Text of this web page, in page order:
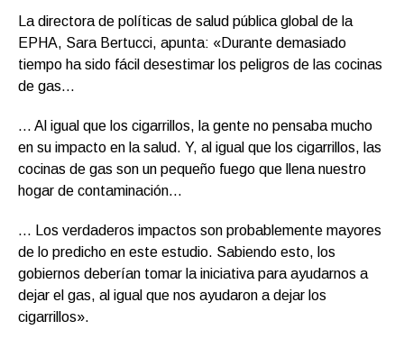
La directora de políticas de salud pública global de la
EPHA, Sara Bertucci, apunta: «Durante demasiado
tiempo ha sido fácil desestimar los peligros de las cocinas
de gas…
… Al igual que los cigarrillos, la gente no pensaba mucho
en su impacto en la salud. Y, al igual que los cigarrillos, las
cocinas de gas son un pequeño fuego que llena nuestro
hogar de contaminación…
… Los verdaderos impactos son probablemente mayores
de lo predicho en este estudio. Sabiendo esto, los
gobiernos deberían tomar la iniciativa para ayudarnos a
dejar el gas, al igual que nos ayudaron a dejar los
cigarrillos».